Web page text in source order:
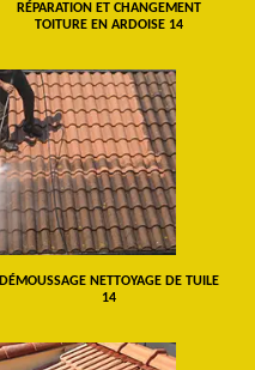
RÉPARATION ET CHANGEMENT
TOITURE EN ARDOISE 14
DÉMOUSSAGE NETTOYAGE DE TUILE
14